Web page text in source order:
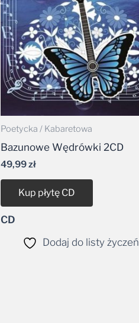
Poetycka / Kabaretowa
Bazunowe Wędrówki 2CD
49,99zł
Kup płytę CD
CD
Dodaj do listy życzeń